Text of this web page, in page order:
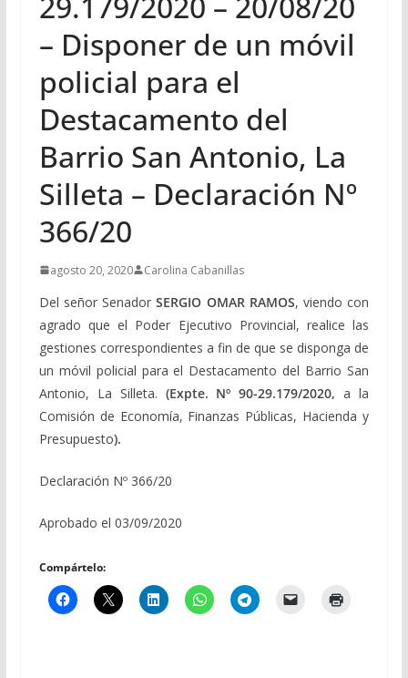
– Disponer de un móvil
policial para el
Destacamento del
Barrio San Antonio, La
Silleta – Declaración Nº
366/20
agosto 20, 2020 Carolina Cabanillas
Del señor Senador SERGIO OMAR RAMOS, viendo con
agrado que el Poder Ejecutivo Provincial, realice las
gestiones correspondientes a fin de que se disponga de
un móvil policial para el Destacamento del Barrio San
Antonio, La Silleta. (Expte. Nº 90-29.179/2020, a la
Comisión de Economía, Finanzas Públicas, Hacienda y
Presupuesto).
Declaración Nº 366/20
Aprobado el 03/09/2020
Compártelo: